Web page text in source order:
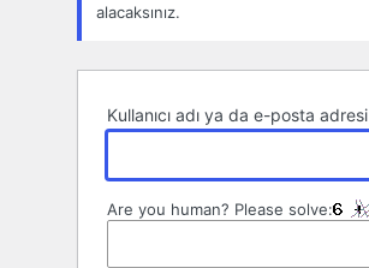
alacaksınız.
Kullanıcı adı ya da e-posta adresi
Are you human? Please solve: